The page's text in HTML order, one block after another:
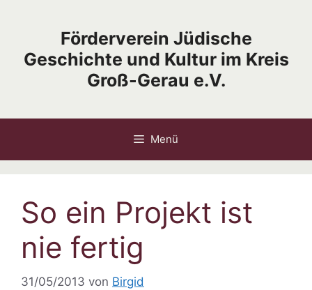
Förderverein Jüdische
Geschichte und Kultur im Kreis
Groß-Gerau e.V.
Menü
So ein Projekt ist
nie fertig
31/05/2013 von Birgid